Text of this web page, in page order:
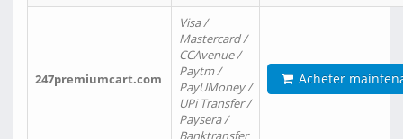
247premiumcart.com
Visa /
Mastercard /
CCAvenue /
Paytm /
PayUMoney /
UPi Transfer /
Paysera /
Banktransfer
Acheter